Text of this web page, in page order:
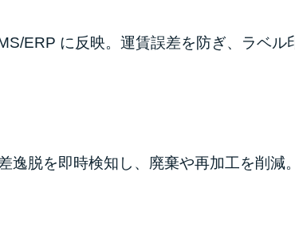
ERP に反映。運賃誤差を防ぎ、ラベル
逸脱を即時検知し、廃棄や再加工を削減